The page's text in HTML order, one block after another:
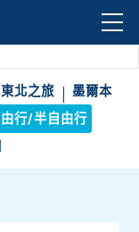
北之旅
墨爾本
由行/半自由行